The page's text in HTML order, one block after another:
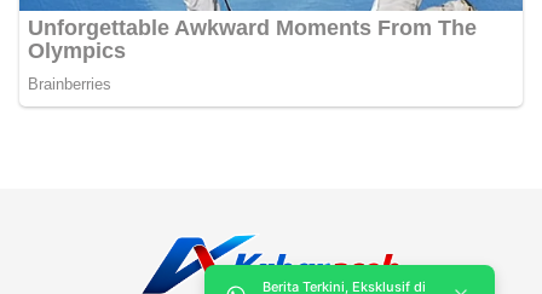
Berita Terkini, Eksklusif di